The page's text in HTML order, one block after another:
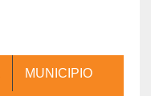
MUNICIPIO